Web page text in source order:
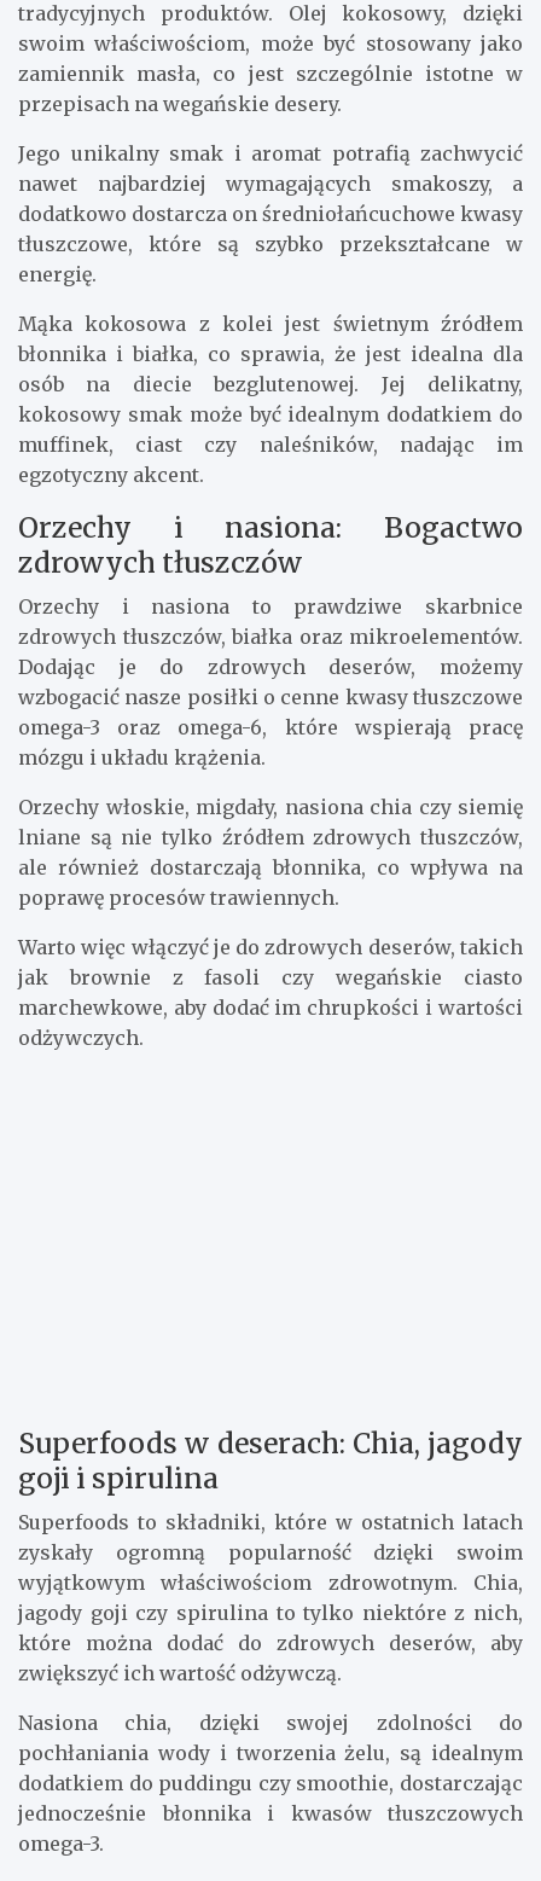
tradycyjnych produktów. Olej kokosowy, dzięki
swoim właściwościom, może być stosowany jako
zamiennik masła, co jest szczególnie istotne w
przepisach na wegańskie desery.
Jego unikalny smak i aromat potrafią zachwycić
nawet najbardziej wymagających smakoszy, a
dodatkowo dostarcza on średniołańcuchowe kwasy
tłuszczowe, które są szybko przekształcane w
energię.
Mąka kokosowa z kolei jest świetnym źródłem
błonnika i białka, co sprawia, że jest idealna dla
osób na diecie bezglutenowej. Jej delikatny,
kokosowy smak może być idealnym dodatkiem do
muffinek, ciast czy naleśników, nadając im
egzotyczny akcent.
Orzechy i nasiona: Bogactwo
zdrowych tłuszczów
Orzechy i nasiona to prawdziwe skarbnice
zdrowych tłuszczów, białka oraz mikroelementów.
Dodając je do zdrowych deserów, możemy
wzbogacić nasze posiłki o cenne kwasy tłuszczowe
omega-3 oraz omega-6, które wspierają pracę
mózgu i układu krążenia.
Orzechy włoskie, migdały, nasiona chia czy siemię
lniane są nie tylko źródłem zdrowych tłuszczów,
ale również dostarczają błonnika, co wpływa na
poprawę procesów trawiennych.
Warto więc włączyć je do zdrowych deserów, takich
jak brownie z fasoli czy wegańskie ciasto
marchewkowe, aby dodać im chrupkości i wartości
odżywczych.
Superfoods w deserach: Chia, jagody
goji i spirulina
zyskały ogromną popularność dzięki swoim
wyjątkowym właściwościom zdrowotnym. Chia,
jagody goji czy spirulina to tylko niektóre z nich,
które można dodać do zdrowych deserów, aby
zwiększyć ich wartość odżywczą.